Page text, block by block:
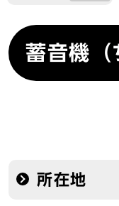
蓄音機（
所在地